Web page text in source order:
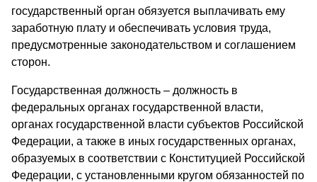
государственный орган обязуется выплачивать ему
заработную плату и обеспечивать условия труда,
предусмотренные законодательством и соглашением
сторон.
Государственная должность – должность в
федеральных органах государственной власти,
органах государственной власти субъектов Российской
Федерации, а также в иных государственных органах,
образуемых в соответствии с Конституцией Российской
Федерации, с установленными кругом обязанностей по